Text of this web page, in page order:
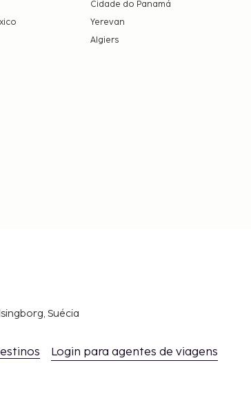
Cidade do Panamá
Yerevan
Algiers
Suécia
Login para agentes de viagens